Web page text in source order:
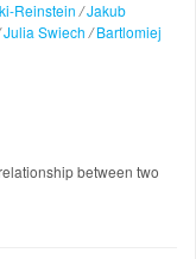
Reinstein /Jakub
Julia Swiech /Bartlomiej
between two